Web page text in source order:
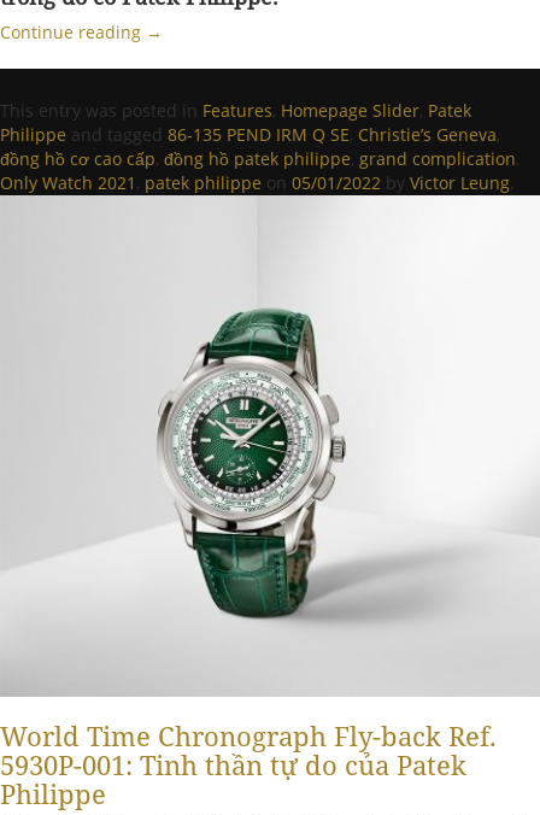
Continue reading →
This entry was posted in Features, Homepage Slider, Patek
Philippe and tagged 86-135 PEND IRM Q SE, Christie’s Geneva,
đồng hồ cơ cao cấp, đồng hồ patek philippe, grand complication,
Only Watch 2021 , patek philippe on 05/01/2022 by Victor Leung.
World Time Chronograph Fly-back Ref.
5930P-001: Tinh thần tự do của Patek
Philippe